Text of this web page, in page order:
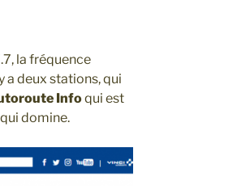
la fréquence
a deux stations, qui
Infoqui est
domine.